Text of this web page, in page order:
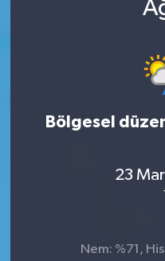
Bölgesel
23
Nem: %71,
RESMİ İLANLAR
SOLHAN